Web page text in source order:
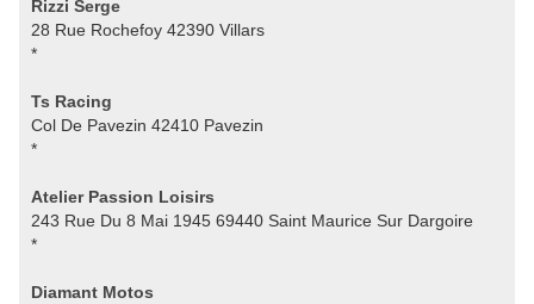
Rizzi Serge
28 Rue Rochefoy 42390 Villars
*
Ts Racing
Col De Pavezin 42410 Pavezin
*
Atelier Passion Loisirs
243 Rue Du 8 Mai 1945 69440 Saint Maurice Sur Dargoire
*
Diamant Motos